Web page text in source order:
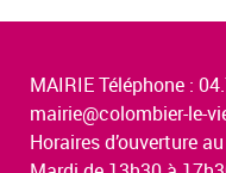
MAIRIE Téléphone :
mairie@colombier-le-
Horaires d’ouverture